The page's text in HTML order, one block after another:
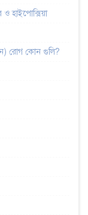
হাইপোক্সিয়া
রোগ কোন গুলি?